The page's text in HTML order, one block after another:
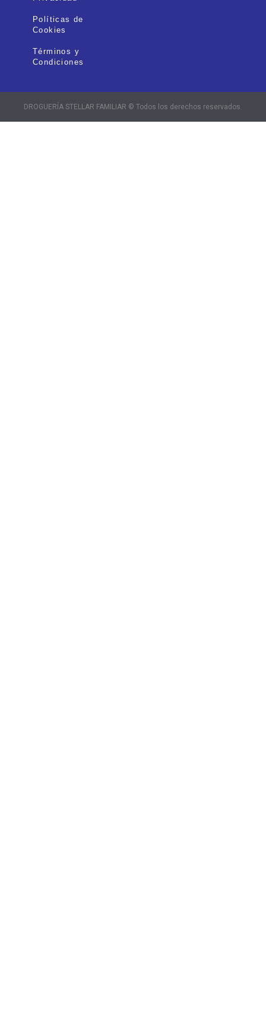
Políticas de
Cookies
Términos y
Condiciones
DROGUERÍA STELLAR FAMILIAR © Todos los derechos reservados.